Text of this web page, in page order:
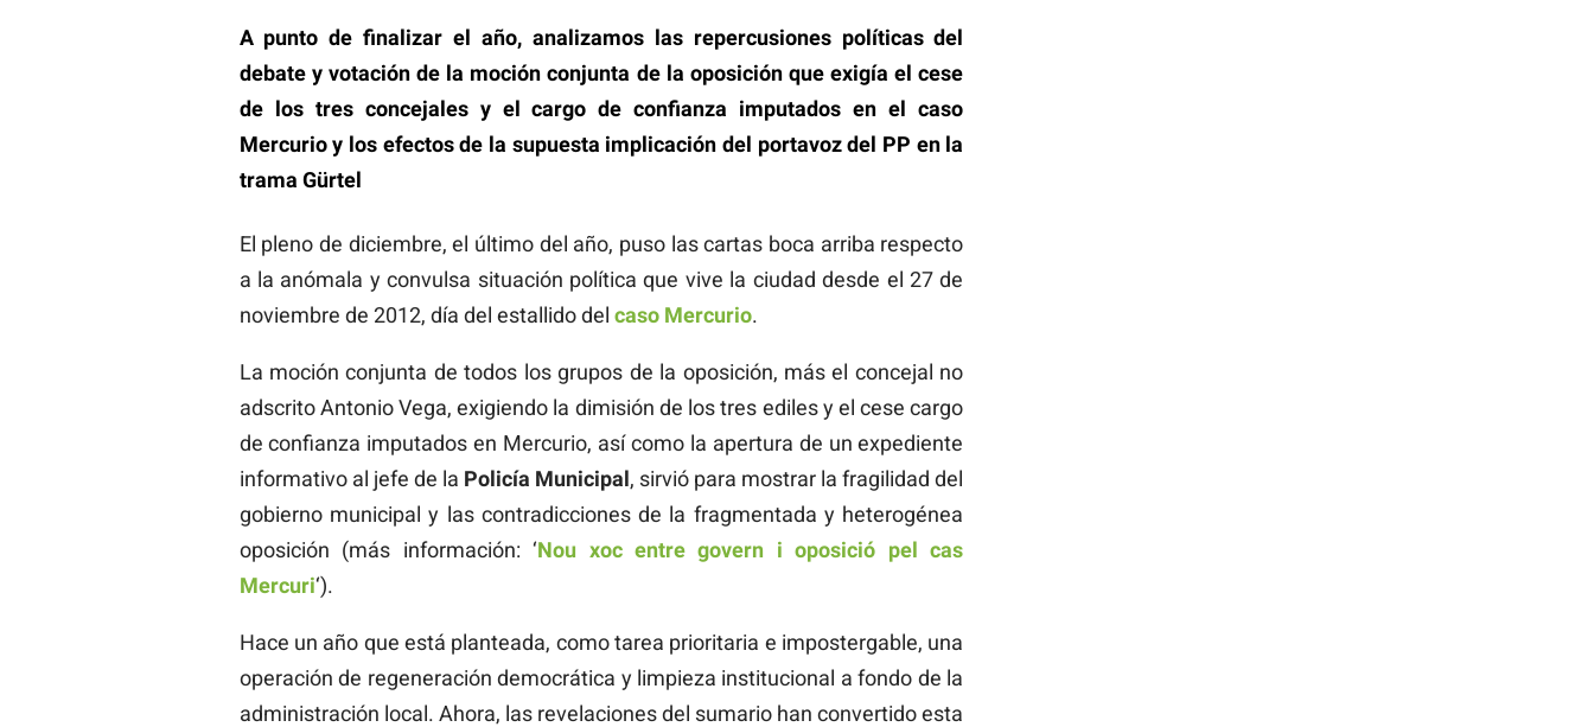
A punto de finalizar el año, analizamos las repercusiones políticas del
debate y votación de la moción conjunta de la oposición que exigía el cese
de los tres concejales y el cargo de confianza imputados en el caso
Mercurio y los efectos de la supuesta implicación del portavoz del PP en la
trama Gürtel
El pleno de diciembre, el último del año, puso las cartas boca arriba respecto
a la anómala y convulsa situación política que vive la ciudad desde el 27 de
noviembre de 2012, día del estallido del caso Mercurio.
La moción conjunta de todos los grupos de la oposición, más el concejal no
adscrito Antonio Vega, exigiendo la dimisión de los tres ediles y el cese cargo
de confianza imputados en Mercurio, así como la apertura de un expediente
informativo al jefe de la Policía Municipal, sirvió para mostrar la fragilidad del
gobierno municipal y las contradicciones de la fragmentada y heterogénea
oposición (más información: ‘Nou xoc entre govern i oposició pel cas
Mercuri‘).
Hace un año que está planteada, como tarea prioritaria e impostergable, una
operación de regeneración democrática y limpieza institucional a fondo de la
administración local. Ahora, las revelaciones del sumario han convertido esta